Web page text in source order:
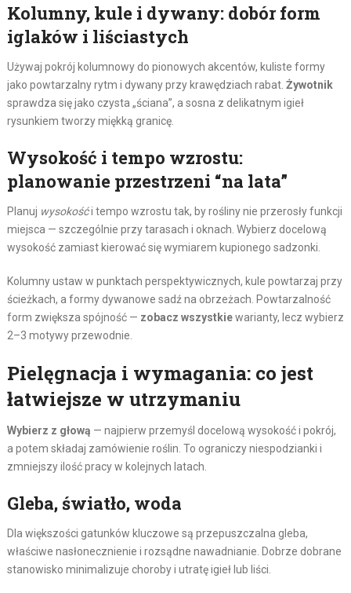
Kolumny, kule i dywany: dobór form
iglaków i liściastych
Używaj pokrój kolumnowy do pionowych akcentów, kuliste formy
jako powtarzalny rytm i dywany przy krawędziach rabat. Żywotnik
sprawdza się jako czysta „ściana”, a sosna z delikatnym igieł
rysunkiem tworzy miękką granicę.
Wysokość i tempo wzrostu:
planowanie przestrzeni “na lata”
Planuj wysokośći tempo wzrostu tak, by rośliny nie przerosły funkcji
miejsca — szczególnie przy tarasach i oknach. Wybierz docelową
wysokość zamiast kierować się wymiarem kupionego sadzonki.
Kolumny ustaw w punktach perspektywicznych, kule powtarzaj przy
ścieżkach, a formy dywanowe sadź na obrzeżach. Powtarzalność
form zwiększa spójność — zobacz wszystkiewarianty, lecz wybierz
2–3 motywy przewodnie.
Pielęgnacja i wymagania: co jest
łatwiejsze w utrzymaniu
Wybierz z głową — najpierw przemyśl docelową wysokość i pokrój,
a potem składaj zamówienie roślin. To ograniczy niespodzianki i
zmniejszy ilość pracy w kolejnych latach.
Gleba, światło, woda
Dla większości gatunków kluczowe są przepuszczalna gleba,
właściwe nasłonecznienie i rozsądne nawadnianie. Dobrze dobrane
stanowisko minimalizuje choroby i utratę igieł lub liści.